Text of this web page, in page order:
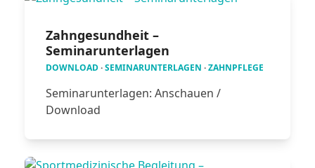
Zahngesundheit –
Seminarunterlagen
DOWNLOAD·SEMINARUNTERLAGEN ·ZAHNPFLEGE
Seminarunterlagen: Anschauen /
Download